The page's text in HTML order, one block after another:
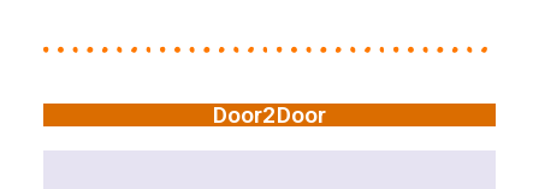
w
er
k
Door2Door